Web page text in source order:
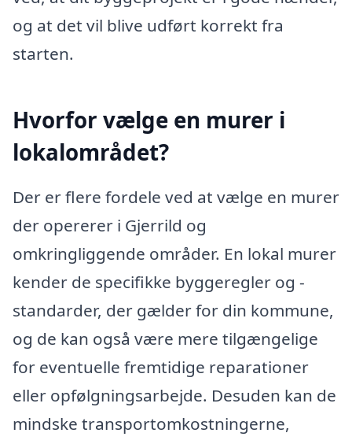
og at det vil blive udført korrekt fra
starten.
Hvorfor vælge en murer i
lokalområdet?
Der er flere fordele ved at vælge en murer
der opererer i Gjerrild og
omkringliggende områder. En lokal murer
kender de specifikke byggeregler og -
standarder, der gælder for din kommune,
og de kan også være mere tilgængelige
for eventuelle fremtidige reparationer
eller opfølgningsarbejde. Desuden kan de
mindske transportomkostningerne,